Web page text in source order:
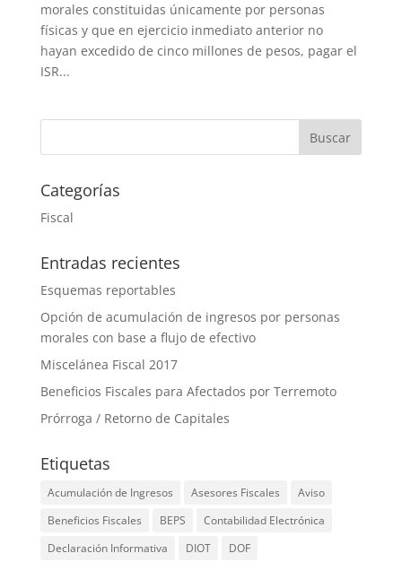
morales constituidas únicamente por personas
físicas y que en ejercicio inmediato anterior no
hayan excedido de cinco millones de pesos, pagar el
ISR...
Categorías
Fiscal
Entradas recientes
Esquemas reportables
Opción de acumulación de ingresos por personas
morales con base a flujo de efectivo
Miscelánea Fiscal 2017
Beneficios Fiscales para Afectados por Terremoto
Prórroga / Retorno de Capitales
Etiquetas
Acumulación de Ingresos Asesores Fiscales
Aviso
Beneficios Fiscales
BEPS
Contabilidad Electrónica
Declaración Informativa
DIOT
DOF